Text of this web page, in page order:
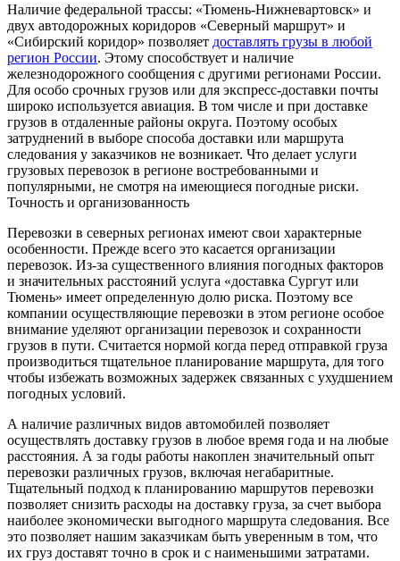
Наличие федеральной трассы: «Тюмень-Нижневартовск» и
двух автодорожных коридоров «Северный маршрут» и
«Сибирский коридор» позволяет доставлять грузы в любой
регион России. Этому способствует и наличие
железнодорожного сообщения с другими регионами России.
Для особо срочных грузов или для экспресс-доставки почты
широко используется авиация. В том числе и при доставке
грузов в отдаленные районы округа. Поэтому особых
затруднений в выборе способа доставки или маршрута
следования у заказчиков не возникает. Что делает услуги
грузовых перевозок в регионе востребованными и
популярными, не смотря на имеющиеся погодные риски.
Точность и организованность
Перевозки в северных регионах имеют свои характерные
особенности. Прежде всего это касается организации
перевозок. Из-за существенного влияния погодных факторов
и значительных расстояний услуга «доставка Сургут или
Тюмень» имеет определенную долю риска. Поэтому все
компании осуществляющие перевозки в этом регионе особое
внимание уделяют организации перевозок и сохранности
грузов в пути. Считается нормой когда перед отправкой груза
производиться тщательное планирование маршрута, для того
чтобы избежать возможных задержек связанных с ухудшением
погодных условий.
А наличие различных видов автомобилей позволяет
осуществлять доставку грузов в любое время года и на любые
расстояния. А за годы работы накоплен значительный опыт
перевозки различных грузов, включая негабаритные.
Тщательный подход к планированию маршрутов перевозки
позволяет снизить расходы на доставку груза, за счет выбора
наиболее экономически выгодного маршрута следования. Все
это позволяет нашим заказчикам быть уверенным в том, что
их груз доставят точно в срок и с наименьшими затратами.